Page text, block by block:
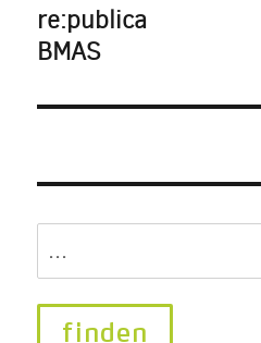
re:publica
BMAS
for: